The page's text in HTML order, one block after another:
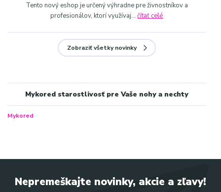
Tento nový eshop je určený výhradne pre živnostníkov a
profesionálov, ktorí využívaj...čítať celé
Zobraziť všetky novinky
Mykored starostlivosť pre Vaše nohy a nechty
Mykored
Nepremeškajte novinky, akcie a zľavy!